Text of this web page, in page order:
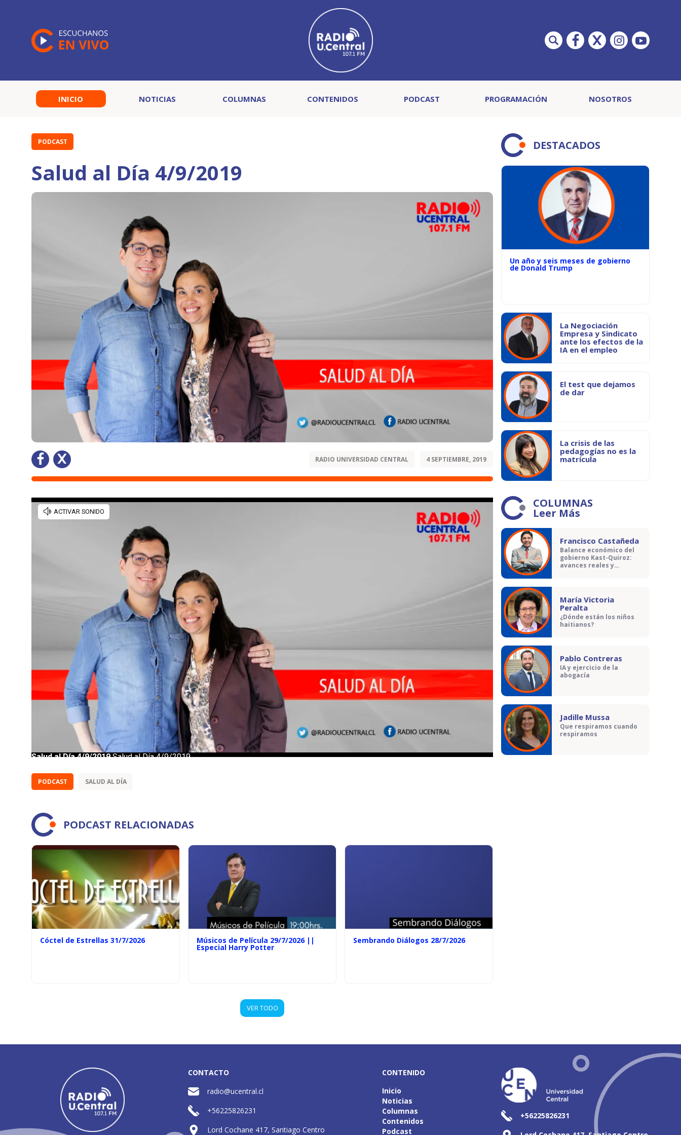
INICIO NOTICIAS COLUMNAS CONTENIDOS PODCAST PROGRAMACIÓN NOSOTROS
PODCAST
Salud al Día 4/9/2019
RADIO UNIVERSIDAD CENTRAL 4 SEPTIEMBRE, 2019
PODCAST SALUD AL DÍA
PODCAST RELACIONADAS
Cóctel de Estrellas 31/7/2026 Músicos de Película 29/7/2026 ||
Especial Harry Potter
Sembrando Diálogos 28/7/2026
VER TODO
DESTACADOS
Un año y seis meses de gobierno
de Donald Trump
La Negociación
Empresa y Sindicato
ante los efectos de la
IA en el empleo
El test que dejamos
de dar
La crisis de las
pedagogías no es la
matrícula
COLUMNAS
Leer Más
Francisco Castañeda
Balance económico del
gobierno Kast-Quiroz:
avances reales y
María Victoria
Peralta
¿Dónde están los niños
haitianos?
Pablo Contreras
IA y ejercicio de la
abogacía
Jadille Mussa
Que respiramos cuando
respiramos
CONTACTO
radio@ucentral.cl
+56225826231
Lord Cochane 417, Santiago Centro
CONTENIDO
Inicio
Noticias
Columnas
Contenidos
Podcast
+56225826231